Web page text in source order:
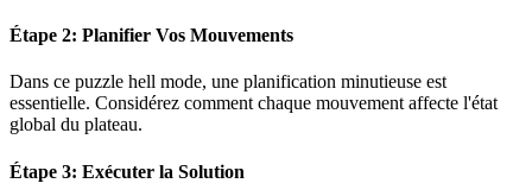
Étape 2: Planifier Vos Mouvements
Dans ce puzzle hell mode, une planification minutieuse est
essentielle. Considérez comment chaque mouvement affecte l'état
global du plateau.
Étape 3: Exécuter la Solution